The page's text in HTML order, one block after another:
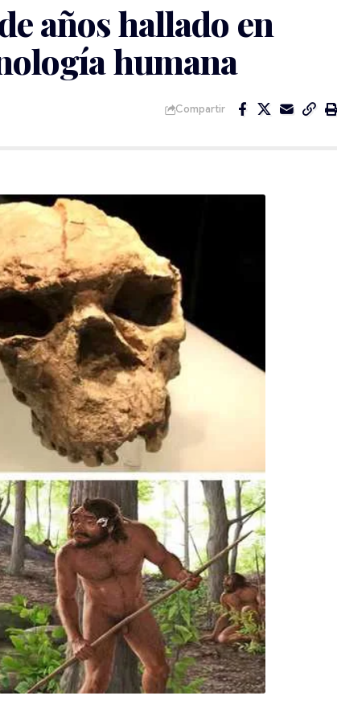
años hallado en
humana
Compartir